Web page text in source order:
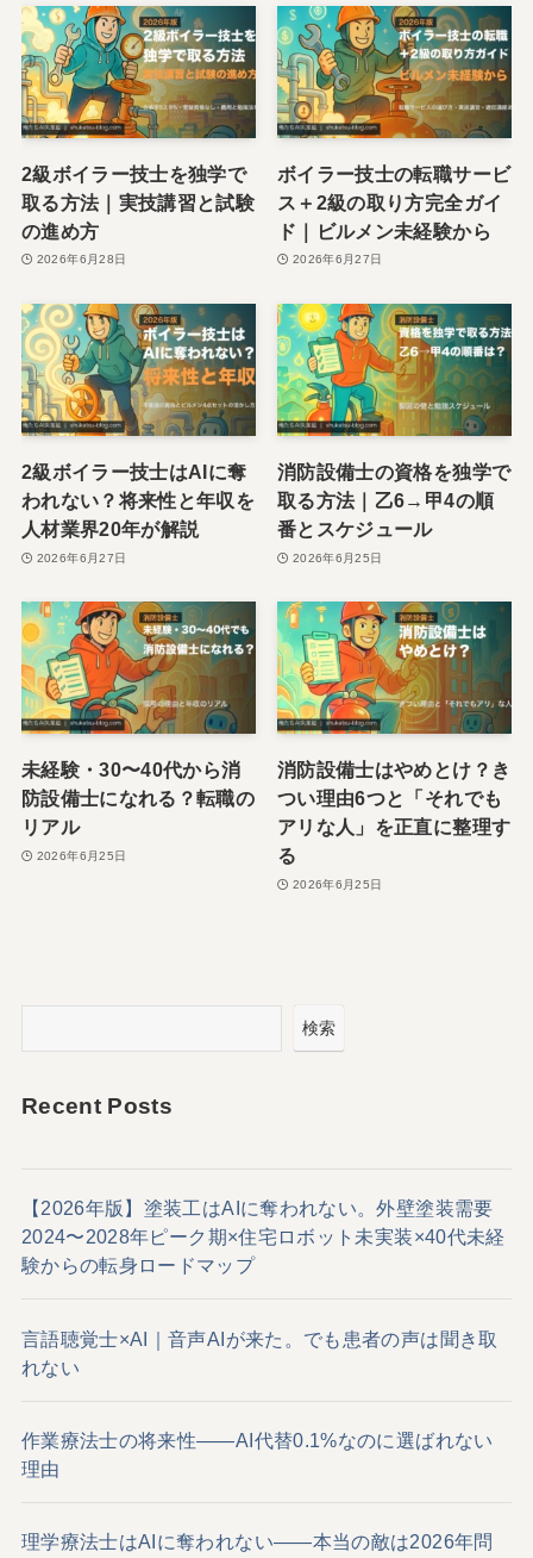
2級ボイラー技士を独学で
取る方法｜実技講習と試験
の進め方
2026年6月28日
ボイラー技士の転職サービ
ス＋2級の取り方完全ガイ
ド｜ビルメン未経験から
2026年6月27日
2級ボイラー技士はAIに奪
われない？将来性と年収を
人材業界20年が解説
2026年6月27日
消防設備士の資格を独学で
取る方法｜乙6→甲4の順
番とスケジュール
2026年6月25日
未経験・30〜40代から消
防設備士になれる？転職の
リアル
2026年6月25日
消防設備士はやめとけ？き
つい理由6つと「それでも
アリな人」を正直に整理す
る
2026年6月25日
検索
Recent Posts
【2026年版】塗装工はAIに奪われない。外壁塗装需要
2024〜2028年ピーク期×住宅ロボット未実装×40代未経
験からの転身ロードマップ
言語聴覚士×AI｜音声AIが来た。でも患者の声は聞き取
れない
作業療法士の将来性——AI代替0.1%なのに選ばれない
理由
理学療法士はAIに奪われない——本当の敵は2026年問